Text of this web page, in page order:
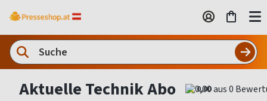
Aktuelle Technik Abo 0,00